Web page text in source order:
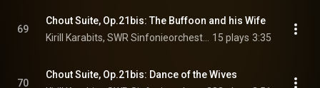
69
Chout Suite, Op.21bis: The Buffoon and his Wife
15 plays 3:35
70
Chout Suite, Op.21bis: Dance of the Wives